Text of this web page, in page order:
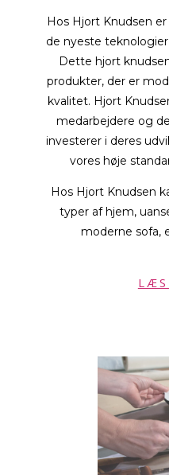
Hos Hjort Knudsen
de nyeste
Dette hjort
produkter, der er
kvalitet. Hjort
medarbejdere og
investerer i deres
vores høje
Hos Hjort Knudsen
typer af hjem,
moderne sofa,